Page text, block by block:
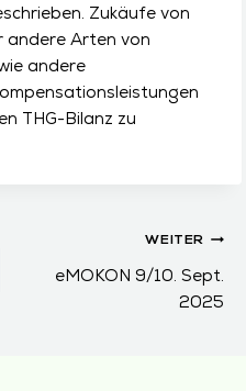
Zukäufe von
Arten von
andere
THG-Bilanz zu
WEITER
eMOKON 9/10. Sept.
2025